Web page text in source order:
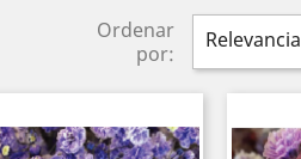
Ordenar
por:
Relevancia